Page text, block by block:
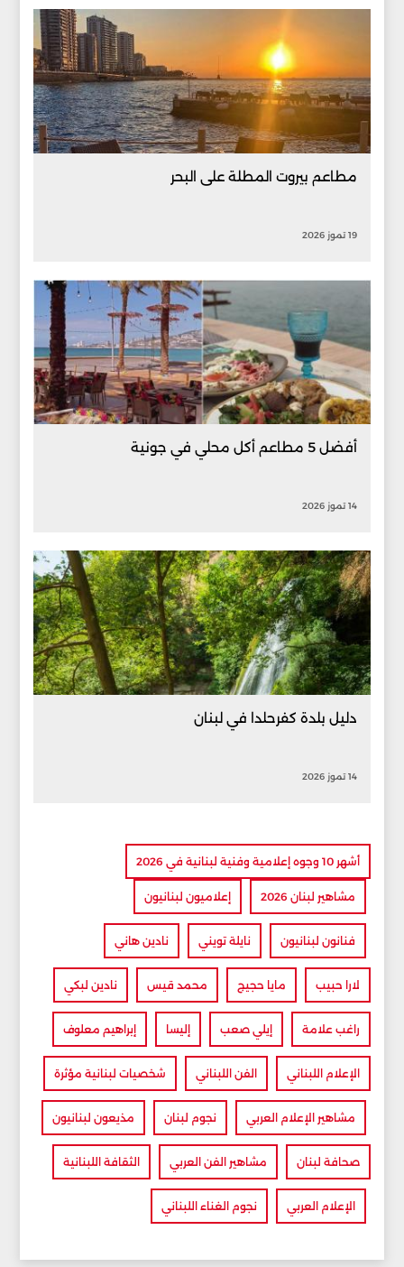
مطاعم بيروت المطلة على البحر
19 تموز 2026
أفضل 5 مطاعم أكل محلي في جونية
14 تموز 2026
دليل بلدة كفرحلدا في لبنان
14 تموز 2026
أشهر 10 وجوه إعلامية وفنية لبنانية في 2026
مشاهير لبنان 2026 إعلاميون لبنانيون
فنانون لبنانيون نايلة تويني نادين هاني
لارا حبيب مايا حجيج محمد قيس نادين لبكي
راغب علامة إيلي صعب إليسا إبراهيم معلوف
الإعلام اللبناني الفن اللبناني شخصيات لبنانية مؤثرة
مشاهير الإعلام العربي نجوم لبنان مذيعون لبنانيون
صحافة لبنان مشاهير الفن العربي الثقافة اللبنانية
الإعلام العربي نجوم الغناء اللبناني